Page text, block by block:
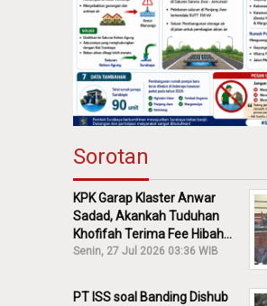
Sorotan
KPK Garap Klaster Anwar
Sadad, Akankah Tuduhan
Khofifah Terima Fee Hibah
30% Diusut?
Senin, 27 Jul 2026 03:36 WIB
PT ISS soal Banding Dishub